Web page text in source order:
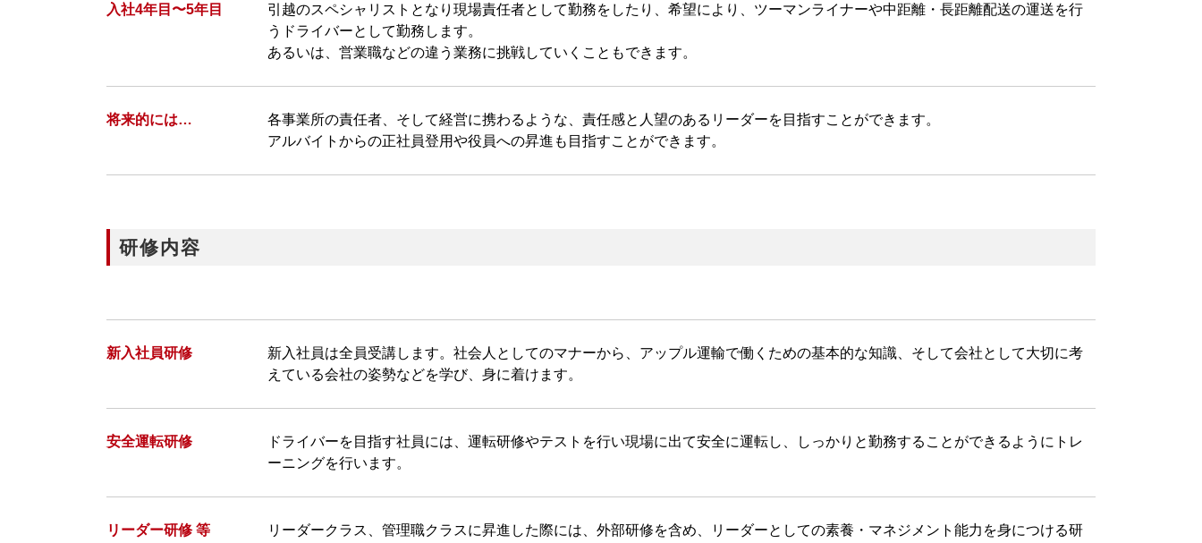
入社4年目〜5年目
引越のスペシャリストとなり現場責任者として勤務をしたり、希望により、ツーマンライナーや中距離・長距離配送の運送を行
うドライバーとして勤務します。
あるいは、営業職などの違う業務に挑戦していくこともできます。
将来的には…
各事業所の責任者、そして経営に携わるような、責任感と人望のあるリーダーを目指すことができます。
アルバイトからの正社員登用や役員への昇進も目指すことができます。
研修内容
新入社員研修
新入社員は全員受講します。社会人としてのマナーから、アップル運輸で働くための基本的な知識、そして会社として大切に考
えている会社の姿勢などを学び、身に着けます。
安全運転研修
ドライバーを目指す社員には、運転研修やテストを行い現場に出て安全に運転し、しっかりと勤務することができるようにトレ
ーニングを行います。
リーダー研修 等
リーダークラス、管理職クラスに昇進した際には、外部研修を含め、リーダーとしての素養・マネジメント能力を身につける研